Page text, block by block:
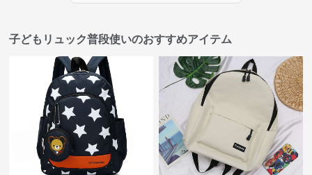
子どもリュック普段使いのおすすめアイテム